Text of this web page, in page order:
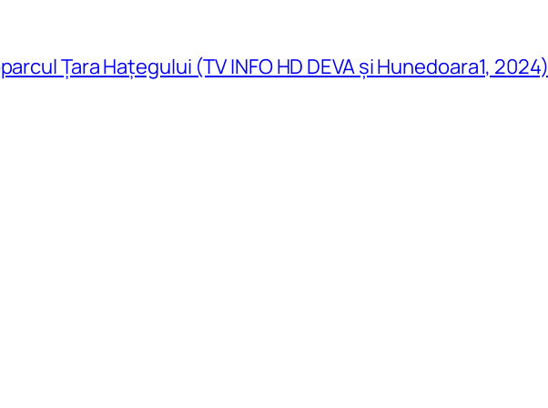
Țara Hațegului (TV INFO HD DEVA și Hunedoara1, 2024)